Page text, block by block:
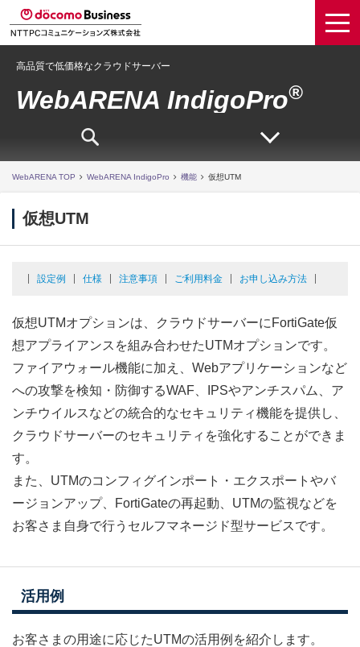
高品質で低価格なクラウドサーバー
WebARENA IndigoPro®
WebARENA TOP WebARENA IndigoPro 機能 仮想UTM
仮想UTM
設定例 仕様 注意事項 ご利用料金 お申し込み方法
仮想UTMオプションは、クラウドサーバーにFortiGate仮
想アプライアンスを組み合わせたUTMオプションです。
ファイアウォール機能に加え、Webアプリケーションなど
への攻撃を検知・防御するWAF、IPSやアンチスパム、ア
ンチウイルスなどの統合的なセキュリティ機能を提供し、
クラウドサーバーのセキュリティを強化することができま
す。
また、UTMのコンフィグインポート・エクスポートやバ
ージョンアップ、FortiGateの再起動、UTMの監視などを
お客さま自身で行うセルフマネージド型サービスです。
活用例
お客さまの用途に応じたUTMの活用例を紹介します。